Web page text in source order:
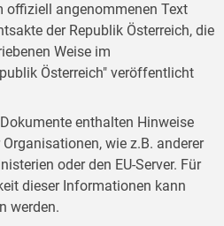
offiziell angenommenen Text
der Republik Österreich, die
Weise im
Österreich" veröffentlicht
enthalten Hinweise
wie z.B. anderer
oder den EU-Server. Für
dieser Informationen kann
werden.